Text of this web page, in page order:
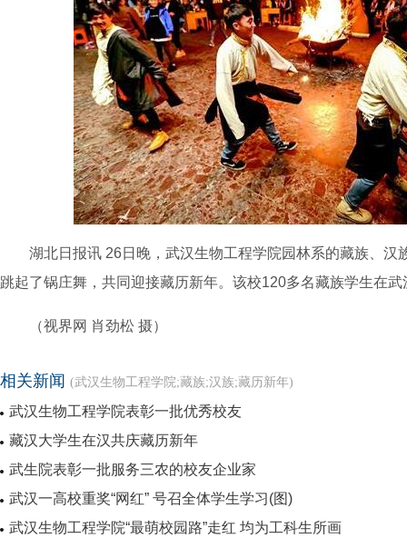
湖北日报讯 26日晚，武汉生物工程学院园林系的藏族、汉
跳起了锅庄舞，共同迎接藏历新年。该校120多名藏族学生在
（视界网 肖劲松 摄）
相关新闻 (武汉生物工程学院;藏族;汉族;藏历新年)
武汉生物工程学院表彰一批优秀校友
藏汉大学生在汉共庆藏历新年
武生院表彰一批服务三农的校友企业家
武汉一高校重奖“网红” 号召全体学生学习(图)
武汉生物工程学院“最萌校园路”走红 均为工科生所画